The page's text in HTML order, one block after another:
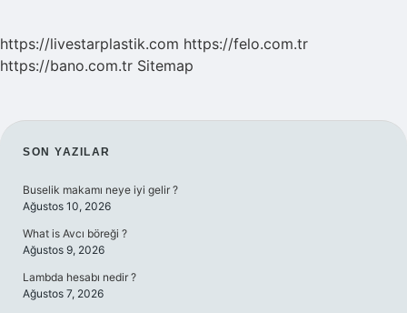
https://livestarplastik.com https://felo.com.tr
https://bano.com.tr Sitemap
SIDEBAR
SON YAZILAR
Buselik makamı neye iyi gelir ?
Ağustos 10, 2026
What is Avcı böreği ?
Ağustos 9, 2026
Lambda hesabı nedir ?
Ağustos 7, 2026